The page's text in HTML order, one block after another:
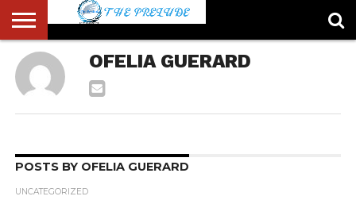
ABOUT
US
ACCOUNT
AUTHORS
LIST
FULL-
WIDTH
PAGE
HOME
LATEST
NEWS
LOGIN
LOGOUT
MEMBERS
PASSWORD
RESET
REGISTER
SAMPLE
PAGE
TYPOGRAPHY
USER OFELIA GUERARD
POSTS BY OFELIA GUERARD
UNCATEGORIZED